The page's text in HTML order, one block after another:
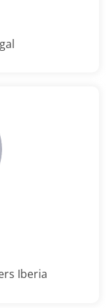
Iberia